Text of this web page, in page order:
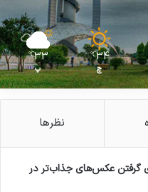
34
℃
چ
33
℃
پ
نظرها
گرفتن عکس‌های جذاب‌تر در